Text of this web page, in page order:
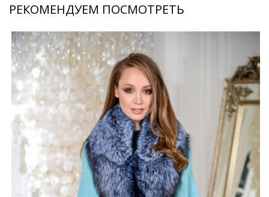
РЕКОМЕНДУЕМ ПОСМОТРЕТЬ